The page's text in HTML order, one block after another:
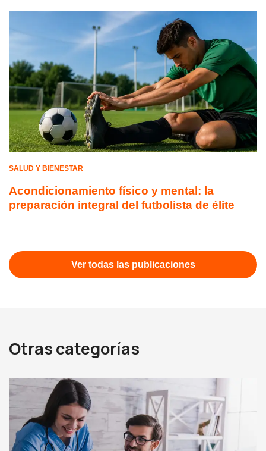
SALUD Y BIENESTAR
Acondicionamiento físico y mental: la
preparación integral del futbolista de élite
Ver todas las publicaciones
Otras categorías